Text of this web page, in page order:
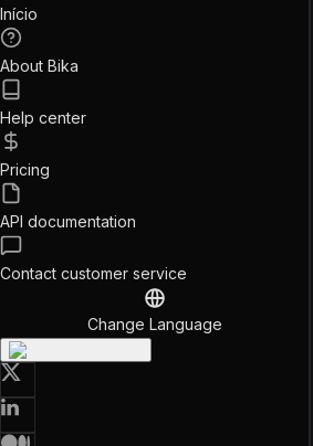
Início
About Bika
Help center
Pricing
API documentation
Contact customer service
Change Language